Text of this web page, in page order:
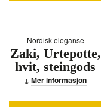
Nordisk eleganse
Zaki, Urtepotte,
hvit, steingods
Mer informasjon